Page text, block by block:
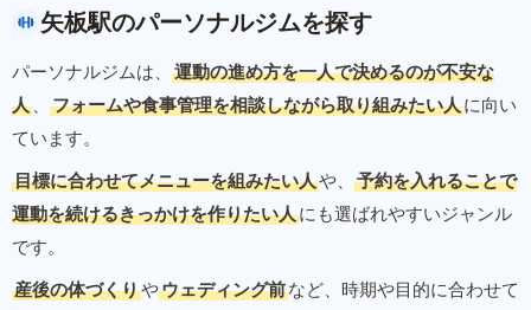
矢板駅のパーソナルジムを探す
パーソナルジムは、
運動の進め方を一人で決めるのが不安な
人 、 フォームや食事管理を相談しながら取り組みたい人に向い
ています。
目標に合わせてメニューを組みたい人や、
予約を入れることで
運動を続けるきっかけを作りたい人にも選ばれやすいジャンル
です。
産後の体づくりやウェディング前など、時期や目的に合わせて